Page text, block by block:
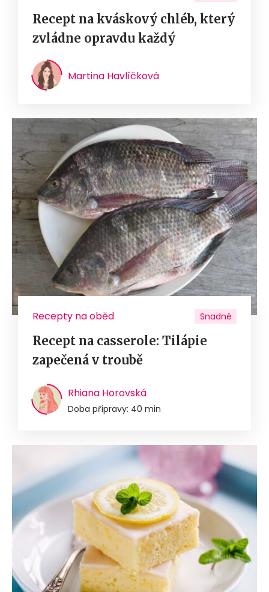
Recept na kváskový chléb, který
zvládne opravdu každý
Martina Havlíčková
Recepty na oběd Snadné
Recept na casserole: Tilápie
zapečená v troubě
Rhiana Horovská
Doba přípravy: 40 min